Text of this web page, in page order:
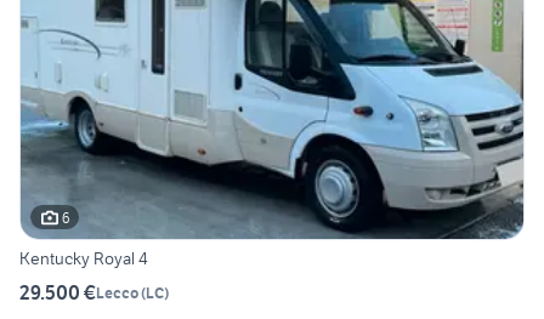
6
Kentucky Royal 4
29.500 €Lecco(LC)